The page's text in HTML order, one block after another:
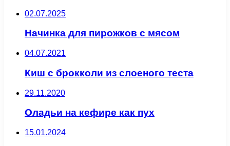
02.07.2025
Начинка для пирожков с мясом
04.07.2021
Киш с брокколи из слоеного теста
29.11.2020
Оладьи на кефире как пух
15.01.2024